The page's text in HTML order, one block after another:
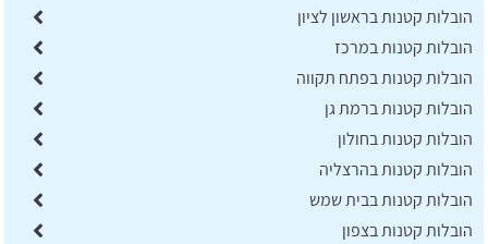
הובלות קטנות בראשון לציון
הובלות קטנות במרכז
הובלות קטנות בפתח תקווה
הובלות קטנות ברמת גן
הובלות קטנות בחולון
הובלות קטנות בהרצליה
הובלות קטנות בבית שמש
הובלות קטנות בצפון